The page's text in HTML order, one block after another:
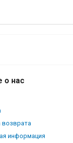
о нас
возврата
информация